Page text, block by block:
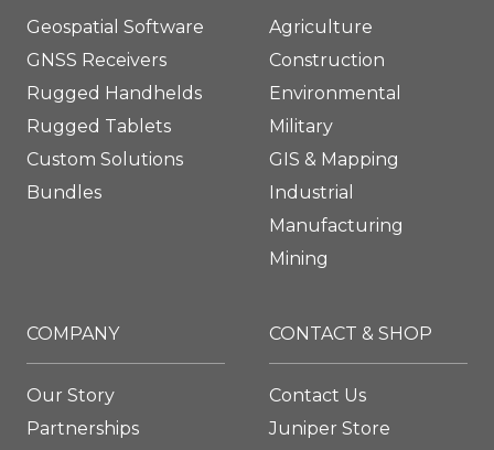
Geospatial Software
GNSS Receivers
Rugged Handhelds
Rugged Tablets
Custom Solutions
Bundles
Agriculture
Construction
Environmental
Military
GIS & Mapping
Industrial
Manufacturing
Mining
COMPANY
Our Story
Partnerships
CONTACT & SHOP
Contact Us
Juniper Store